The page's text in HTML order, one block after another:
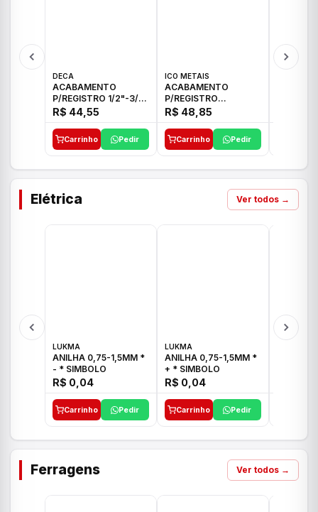
DECA
ACABAMENTO
P/REGISTRO 1/2"-3/4"
E 1"C21.PQ DECA
R$ 44,55
Carrinho Pedir
ICO METAIS
ACABAMENTO
P/REGISTRO
1/2"-3/4"-1" ACB M
CS 33 ICO
R$ 48,85
Carrinho Pedir
Elétrica Ver todos →
LUKMA
ANILHA 0,75-1,5MM *
- * SIMBOLO
R$ 0,04
Carrinho Pedir
LUKMA
ANILHA 0,75-1,5MM *
+ * SIMBOLO
R$ 0,04
Carrinho Pedir
Ferragens Ver todos →